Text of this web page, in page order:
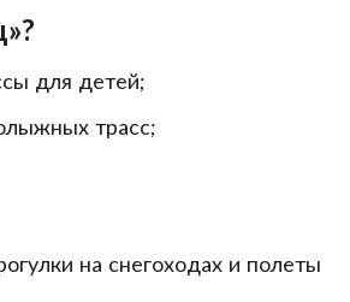
для детей;
трасс;
на снегоходах и полеты